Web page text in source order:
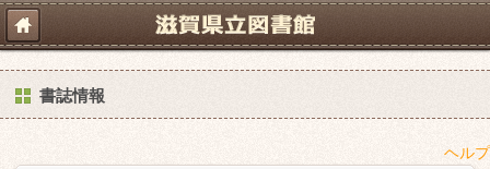
書誌情報
ヘルプ